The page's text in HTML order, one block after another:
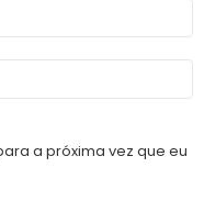
a próxima vez que eu